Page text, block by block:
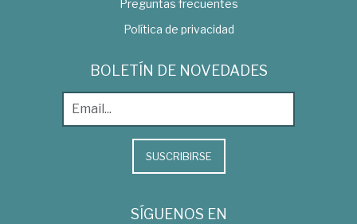
Preguntas frecuentes
Política de privacidad
BOLETÍN DE NOVEDADES
SUSCRIBIRSE
SÍGUENOS EN